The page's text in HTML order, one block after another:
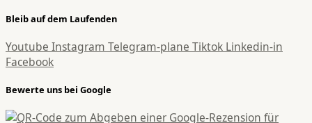
Bleib auf dem Laufenden
Youtube Instagram Telegram-plane Tiktok Linkedin-in
Facebook
Bewerte uns bei Google